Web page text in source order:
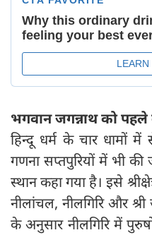
भगवान जगन्नाथ को
हिन्दू धर्म के चार धामों
गणना सप्तपुरियों में भी की
स्थान कहा गया है। इसे
नीलांचल, नीलगिरि और
के अनुसार नीलगिरि में